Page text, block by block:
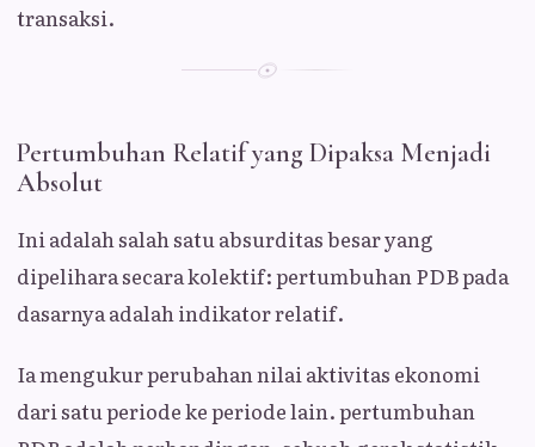
transaksi.
Pertumbuhan Relatif yang Dipaksa Menjadi
Absolut
Ini adalah salah satu absurditas besar yang
dipelihara secara kolektif: pertumbuhan PDB pada
dasarnya adalah indikator relatif.
Ia mengukur perubahan nilai aktivitas ekonomi
dari satu periode ke periode lain. pertumbuhan